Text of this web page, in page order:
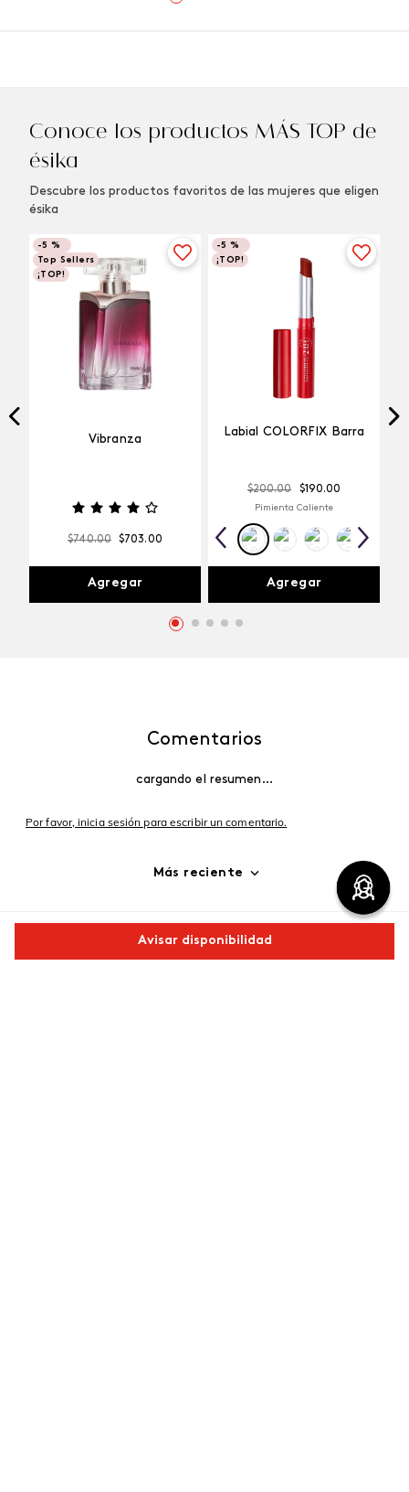
Avisar disponibilidad
Conoce los productos MÁS TOP de
ésika
Descubre los productos favoritos de las mujeres que eligen
ésika
-5 %
Top Sellers
¡TOP!
Vibranza
$740.00 $703.00
Agregar
-5 %
¡TOP!
Labial COLORFIX Barra
$200.00 $190.00
Pimienta Caliente
Agregar
Comentarios
cargando el resumen…
Por favor, inicia sesión para escribir un comentario.
Más reciente